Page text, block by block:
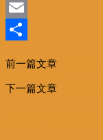
Weibo
Print
Email
前一篇文章
下一篇文章